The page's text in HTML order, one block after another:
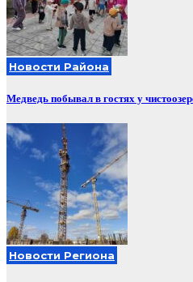
Новости Района
Медведь побывал в гостях у
Новости Региона